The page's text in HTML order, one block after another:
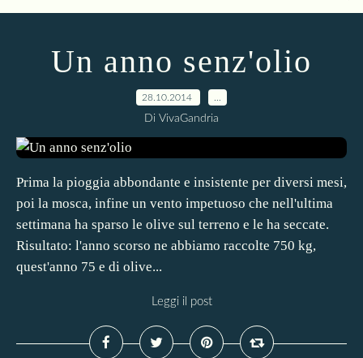
Un anno senz'olio
28.10.2014
Di VivaGandria
Prima la pioggia abbondante e insistente per diversi mesi,
poi la mosca, infine un vento impetuoso che nell'ultima
settimana ha sparso le olive sul terreno e le ha seccate.
Risultato: l'anno scorso ne abbiamo raccolte 750 kg,
quest'anno 75 e di olive...
Leggi il post